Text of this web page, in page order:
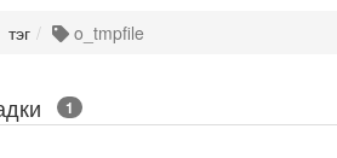
тэг o_tmpfile
1